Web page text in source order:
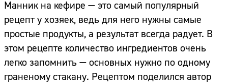
Манник на кефире — это самый популярный
рецепт у хозяек, ведь для него нужны самые
простые продукты, а результат всегда радует. В
этом рецепте количество ингредиентов очень
легко запомнить — основных нужно по одному
граненому стакану. Рецептом поделился автор